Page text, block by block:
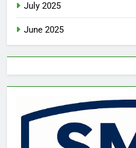
July 2025
June 2025